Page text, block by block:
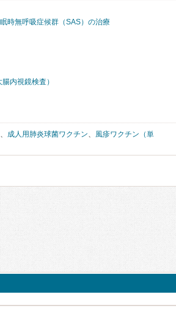
時無呼吸症候群（SAS）の治療
内視鏡検査）
、 成人用肺炎球菌ワクチン、 風疹ワクチン（単